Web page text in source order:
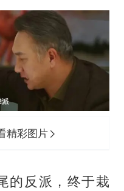
精彩图片
的反派，终于栽